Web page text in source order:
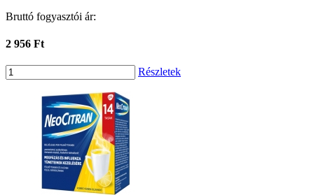
Bruttó fogyasztói ár:
2 956 Ft
Részletek